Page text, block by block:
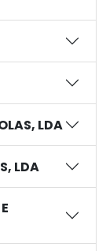
LDA
LDA